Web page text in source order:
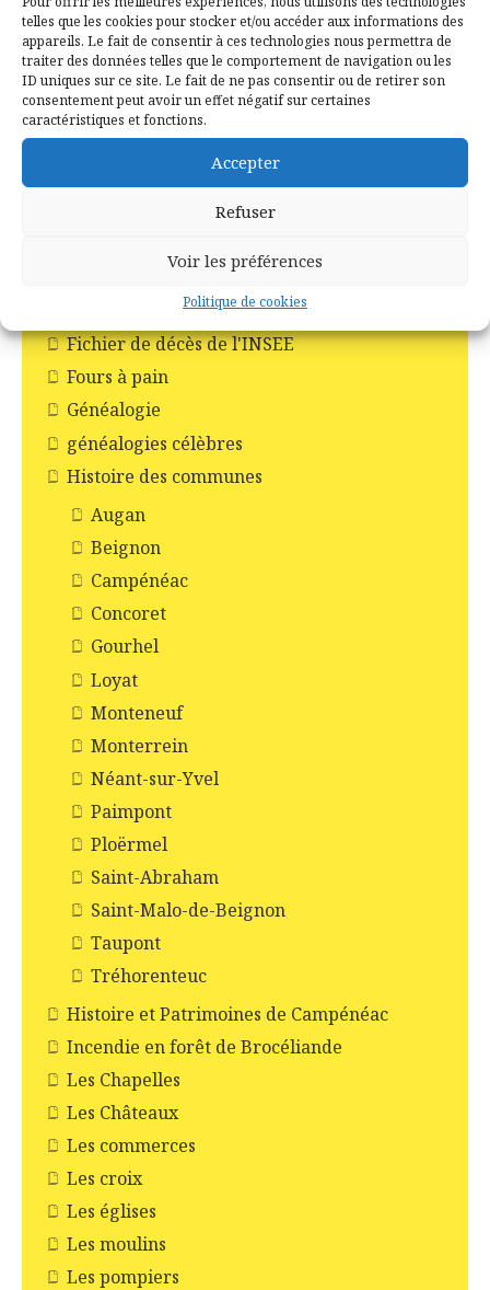
telles que les cookies pour stocker et/ou accéder aux informations des
appareils. Le fait de consentir à ces technologies nous permettra de
traiter des données telles que le comportement de navigation ou les
ID uniques sur ce site. Le fait de ne pas consentir ou de retirer son
consentement peut avoir un effet négatif sur certaines
caractéristiques et fonctions.
Accepter
Refuser
Voir les préférences
Politique de cookies
Catégories
1er Empire
Actualités
Comité des fêtes de Campénéac
Fichier de décès de l'INSEE
Fours à pain
Généalogie
généalogies célèbres
Histoire des communes
Augan
Beignon
Campénéac
Concoret
Gourhel
Loyat
Monteneuf
Monterrein
Néant-sur-Yvel
Paimpont
Ploërmel
Saint-Abraham
Saint-Malo-de-Beignon
Taupont
Tréhorenteuc
Histoire et Patrimoines de Campénéac
Incendie en forêt de Brocéliande
Les Chapelles
Les Châteaux
Les commerces
Les croix
Les églises
Les moulins
Les pompiers